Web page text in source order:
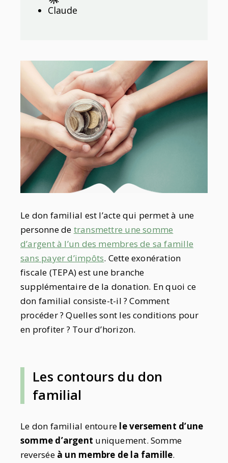
Claude
Le don familial est l’acte qui permet à une
personne de transmettre une somme
d’argent à l’un des membres de sa famille
sans payer d’impôts. Cette exonération
fiscale (TEPA) est une branche
supplémentaire de la donation. En quoi ce
don familial consiste-t-il ? Comment
procéder ? Quelles sont les conditions pour
en profiter ? Tour d’horizon.
Les contours du don
familial
Le don familial entoure le versement d’une
somme d’argent uniquement. Somme
reversée à un membre de la famille.